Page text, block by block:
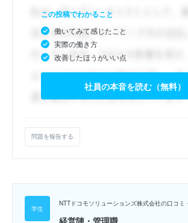
この投稿でわかること
働いてみて感じたこと
実際の働き方
改善したほうがいい点
社員の本音を読む（無料）
問題を報告する
NTTドコモソリューションズ株式会社の口コミ
経営陣・管理職